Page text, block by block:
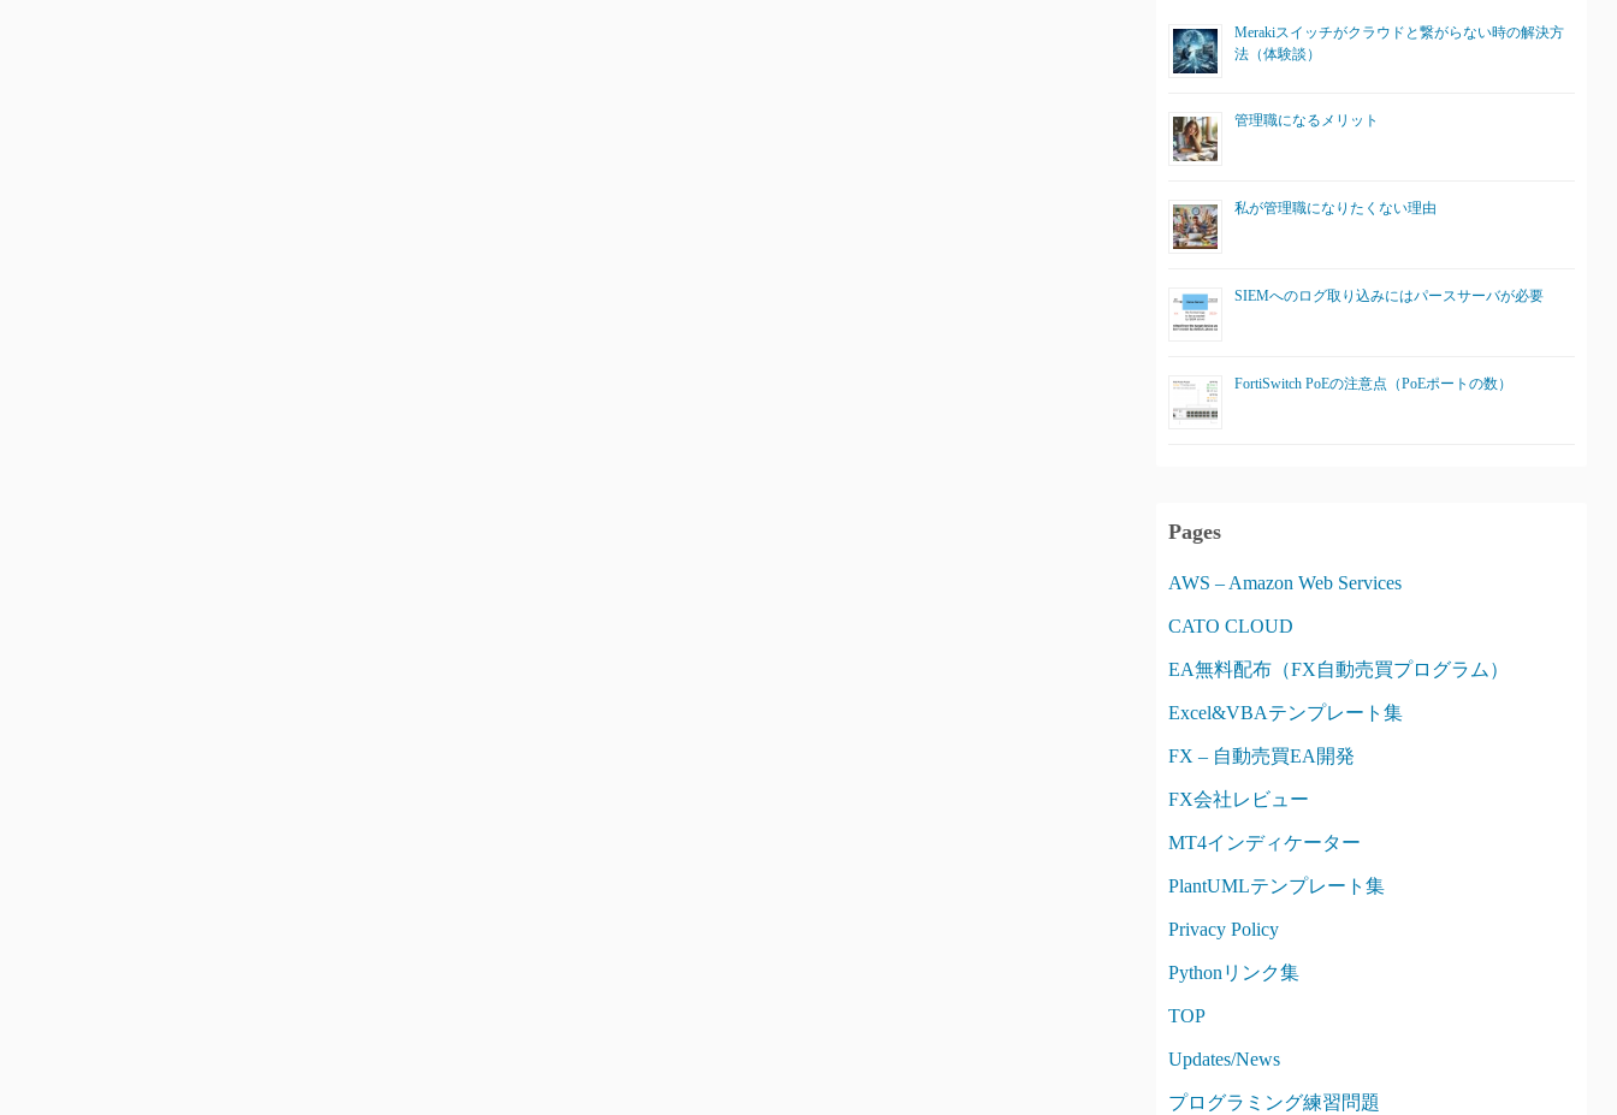
Merakiスイッチがクラウドと繋がらない時の解決方
法（体験談）
管理職になるメリット
私が管理職になりたくない理由
SIEMへのログ取り込みにはパースサーバが必要
FortiSwitch PoEの注意点（PoEポートの数）
Pages
AWS – Amazon Web Services
CATO CLOUD
EA無料配布（FX自動売買プログラム）
Excel&VBAテンプレート集
FX – 自動売買EA開発
FX会社レビュー
MT4インディケーター
PlantUMLテンプレート集
Privacy Policy
Pythonリンク集
TOP
Updates/News
プログラミング練習問題